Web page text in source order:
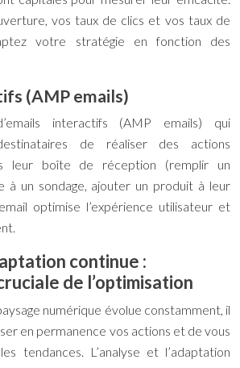
vos taux de clics et vos taux de
votre stratégie en fonction des
(AMP emails)
interactifs (AMP emails) qui
de réaliser des actions
leur boîte de réception (remplir un
à un sondage, ajouter un produit à leur
optimise l’expérience utilisateur et
continue :
de l’optimisation
numérique évolue constamment, il
en permanence vos actions et de vous
tendances. L’analyse et l’adaptation